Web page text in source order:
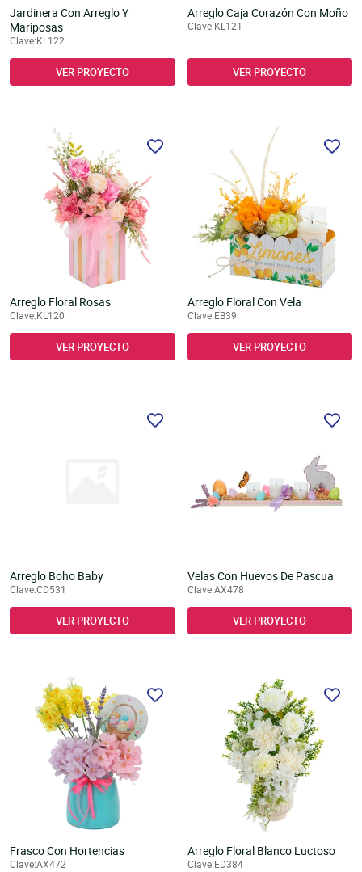
Jardinera Con Arreglo Y
Mariposas
Clave:KL122
VER PROYECTO
Arreglo Caja Corazón Con Moño
Clave:KL121
VER PROYECTO
Arreglo Floral Rosas
Clave:KL120
VER PROYECTO
Arreglo Floral Con Vela
Clave:EB39
VER PROYECTO
Arreglo Boho Baby
Clave:CD531
VER PROYECTO
Velas Con Huevos De Pascua
Clave:AX478
VER PROYECTO
Frasco Con Hortencias
Clave:AX472
Arreglo Floral Blanco Luctoso
Clave:ED384